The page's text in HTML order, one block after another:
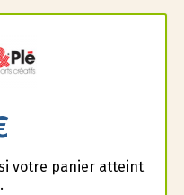
votre panier atteint